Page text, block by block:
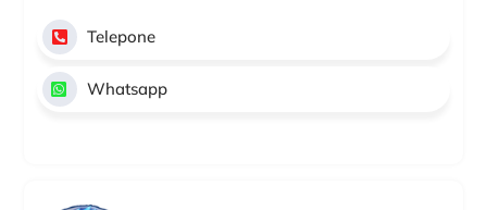
Telepone
Whatsapp